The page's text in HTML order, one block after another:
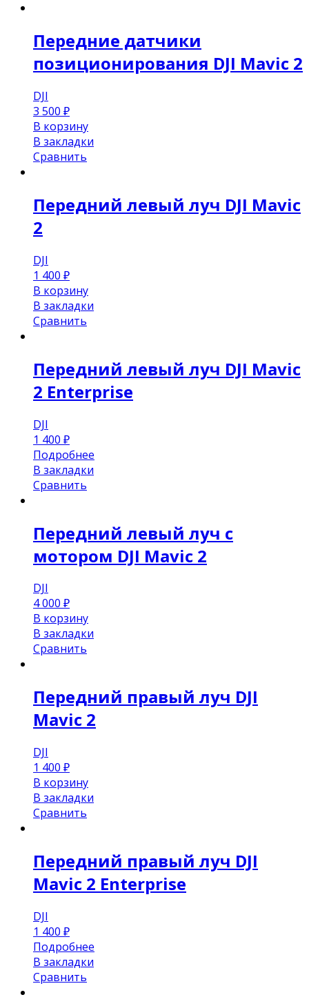
Передние датчики
позиционирования DJI Mavic 2
DJI
3 500 ₽
В корзину
В закладки
Сравнить
Передний левый луч DJI Mavic
2
DJI
1 400 ₽
В корзину
В закладки
Сравнить
Передний левый луч DJI Mavic
2 Enterprise
DJI
1 400 ₽
Подробнее
В закладки
Сравнить
Передний левый луч с
мотором DJI Mavic 2
DJI
4 000 ₽
В корзину
В закладки
Сравнить
Передний правый луч DJI
Mavic 2
DJI
1 400 ₽
В корзину
В закладки
Сравнить
Передний правый луч DJI
Mavic 2 Enterprise
DJI
1 400 ₽
Подробнее
В закладки
Сравнить